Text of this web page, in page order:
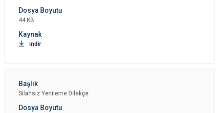
44 KB
indir
Silahsız Yenileme Dilekçe